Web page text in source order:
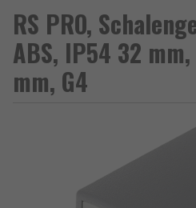
RS PRO,
ABS, IP54 32
mm, G4